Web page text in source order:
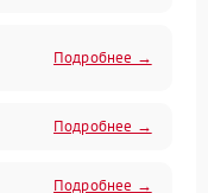
Подробнее →
Подробнее →
Подробнее →